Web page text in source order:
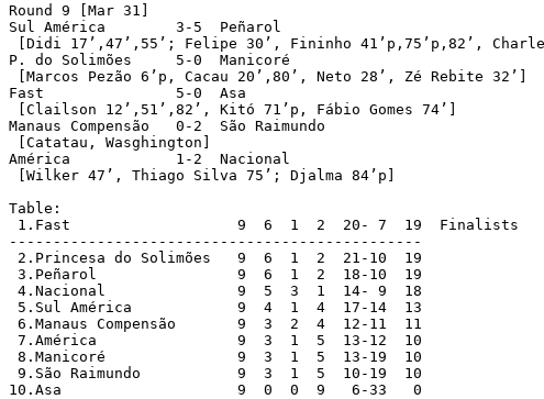
Round 9 [Mar 31]
Sul América        3-5  Peñarol
[Didi 17’,47’,55’; Felipe 30’, Fininho 41’p,75’p,82’,
P. do Solimões     5-0  Manicoré
[Marcos Pezão 6’p, Cacau 20’,80’, Neto 28’, Zé Rebite 32’]
Fast	           5-0  Asa
[Clailson 12’,51’,82’, Kitó 71’p, Fábio Gomes 74’]
Manaus Compensão   0-2  São Raimundo
[Catatau, Wasghington]
América            1-2  Nacional
[Wilker 47’, Thiago Silva 75’; Djalma 84’p]
Table:
1.Fast			  9  6  1  2  20- 7  19  Finalists
-----------------------------------------------
2.Princesa do Solimões	  9  6  1  2  21-10  19
3.Peñarol    		  9  6  1  2  18-10  19
4.Nacional  		  9  5  3  1  14- 9  18
5.Sul América		  9  4  1  4  17-14  13
6.Manaus Compensão	  9  3  2  4  12-11  11
7.América		  9  3  1  5  13-12  10
8.Manicoré		  9  3  1  5  13-19  10
9.São Raimundo		  9  3  1  5  10-19  10
10.Asa			  9  0  0  9   6-33   0